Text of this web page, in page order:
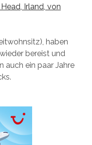
Irland, von
haben
bereist und
auch ein paar Jahre